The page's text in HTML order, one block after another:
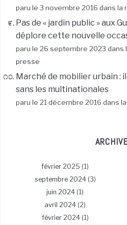
paru le 3 novembre 2016 dans la
Pas de « jardin public » aux
déplore cette nouvelle
paru le 26 septembre 2023 dans
presse
Marché de mobilier urbain :
sans les multinationales
paru le 21 décembre 2016 dans
février 2025 (1)
septembre 2024(3)
juin 2024 (1)
avril 2024 (2)
février 2024(1)